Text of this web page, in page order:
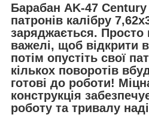
Барабан AK-47
патронів калібру
заряджається. Просто
важелі, щоб відкрити
потім опустіть свої
кількох поворотів
готові до роботи!
конструкція
роботу та тривалу